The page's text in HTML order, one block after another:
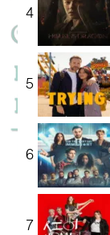
4
5
6
7